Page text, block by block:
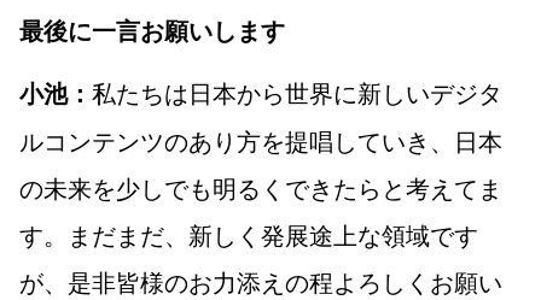
最後に一言お願いします
小池： 私たちは日本から世界に新しいデジタ
ルコンテンツのあり方を提唱していき、日本
の未来を少しでも明るくできたらと考えてま
す。まだまだ、新しく発展途上な領域です
が、是非皆様のお力添えの程よろしくお願い